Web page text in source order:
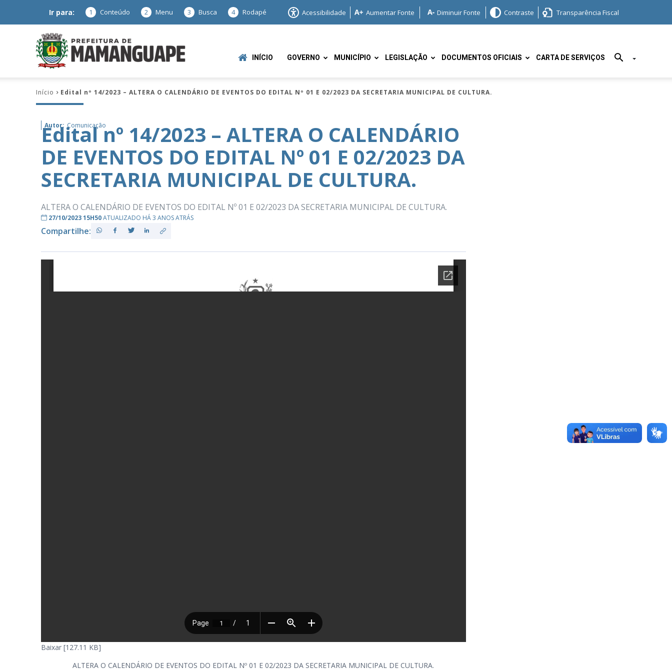
Ir para: 1 Conteúdo 2 Menu 3 Busca 4 Rodapé Acessibilidade Aumentar Fonte Diminuir Fonte Contraste Transparência Fiscal
Mamanguape
–
INÍCIO GOVERNO MUNICÍPIO LEGISLAÇÃO DOCUMENTOS OFICIAIS CARTA DE SERVIÇOS
Início Edital nº 14/2023 – ALTERA O CALENDÁRIO DE EVENTOS DO EDITAL Nº 01 E 02/2023 DA SECRETARIA MUNICIPAL DE CULTURA.
Autor: Comunicação
Edital nº 14/2023 – ALTERA O CALENDÁRIO
DE EVENTOS DO EDITAL Nº 01 E 02/2023 DA
SECRETARIA MUNICIPAL DE CULTURA.
ALTERA O CALENDÁRIO DE EVENTOS DO EDITAL Nº 01 E 02/2023 DA SECRETARIA MUNICIPAL DE CULTURA.
27/10/2023 15H50ATUALIZADO HÁ 3 ANOS ATRÁS
Compartilhe:
Baixar [127.11 KB]
ALTERA O CALENDÁRIO DE EVENTOS DO EDITAL Nº 01 E 02/2023 DA SECRETARIA MUNICIPAL DE CULTURA.